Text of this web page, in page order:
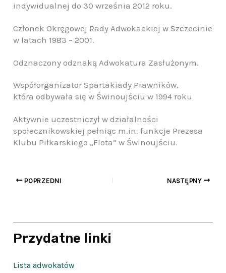
indywidualnej do 30 września 2012 roku.
Członek Okręgowej Rady Adwokackiej w Szczecinie
w latach 1983 – 2001.
Odznaczony odznaką Adwokatura Zasłużonym.
Współorganizator Spartakiady Prawników,
która odbywała się w Świnoujściu w 1994 roku
Aktywnie uczestniczył w działalności
społecznikowskiej pełniąc m.in. funkcje Prezesa
Klubu Piłkarskiego „Flota” w Świnoujściu.
POPRZEDNI NASTĘPNY
Przydatne linki
Lista adwokatów